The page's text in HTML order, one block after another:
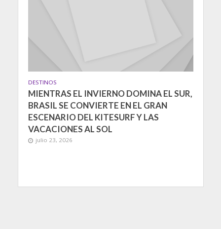
DESTINOS
MIENTRAS EL INVIERNO DOMINA EL SUR,
BRASIL SE CONVIERTE EN EL GRAN
ESCENARIO DEL KITESURF Y LAS
VACACIONES AL SOL
julio 23, 2026